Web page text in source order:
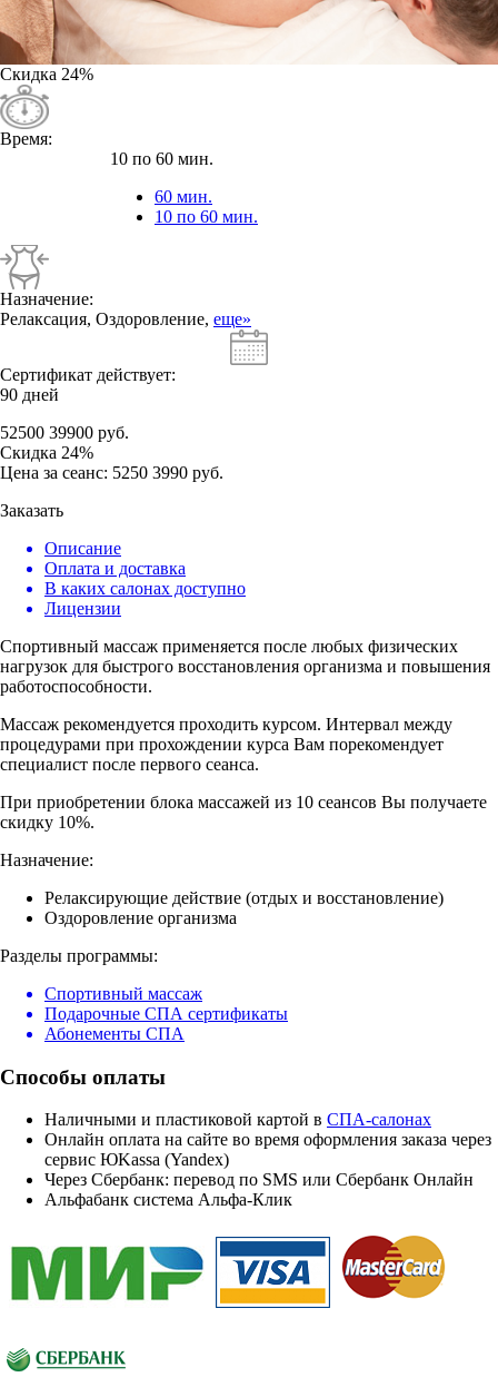
Скидка 24%
Время:
10 по 60 мин.
60 мин.
10 по 60 мин.
Назначение:
Релаксация, Оздоровление, еще»
Сертификат действует:
90 дней
52500 39900 руб.
Скидка 24%
Цена за сеанс: 5250 3990 руб.
Заказать
Описание
Оплата и доставка
В каких салонах доступно
Лицензии
Спортивный массаж применяется после любых физических
нагрузок для быстрого восстановления организма и повышения
работоспособности.
Массаж рекомендуется проходить курсом. Интервал между
процедурами при прохождении курса Вам порекомендует
специалист после первого сеанса.
При приобретении блока массажей из 10 сеансов Вы получаете
скидку 10%.
Назначение:
Релаксирующие действие (отдых и восстановление)
Оздоровление организма
Разделы программы:
Спортивный массаж
Подарочные СПА сертификаты
Абонементы СПА
Способы оплаты
Наличными и пластиковой картой в СПА-салонах
Онлайн оплата на сайте во время оформления заказа через
сервис ЮKassa (Yandex)
Через Сбербанк: перевод по SMS или Сбербанк Онлайн
Альфабанк система Альфа-Клик